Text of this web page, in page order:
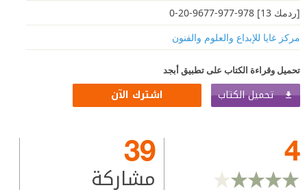
[ردمك 13] 978-977-9677-20-0
مركز غايا للإبداع والعلوم والفنون
تحميل وقراءة الكتاب على تطبيق أبجد
تحميل الكتاب اشترك الآن
4
39
مشاركة